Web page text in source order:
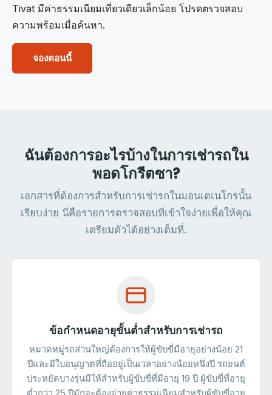
Tivat มีค่าธรรมเนียมเที่ยวเดียวเล็กน้อย โปรดตรวจสอบ
ความพร้อมเมื่อค้นหา.
จองตอนนี้
ฉันต้องการอะไรบ้างในการเช่ารถใน
พอดโกรีตซา?
เอกสารที่ต้องการสำหรับการเช่ารถในมอนเตเนโกรนั้น
เรียบง่าย นี่คือรายการตรวจสอบที่เข้าใจง่ายเพื่อให้คุณ
เตรียมตัวได้อย่างเต็มที่.
ข้อกำหนดอายุขั้นต่ำสำหรับการเช่ารถ
หมวดหมู่รถส่วนใหญ่ต้องการให้ผู้ขับขี่มีอายุอย่างน้อย 21
ปีและมีใบอนุญาตที่ถืออยู่เป็นเวลาอย่างน้อยหนึ่งปี รถยนต์
ประหยัดบางรุ่นมีให้สำหรับผู้ขับขี่ที่มีอายุ 19 ปี ผู้ขับขี่ที่อายุ